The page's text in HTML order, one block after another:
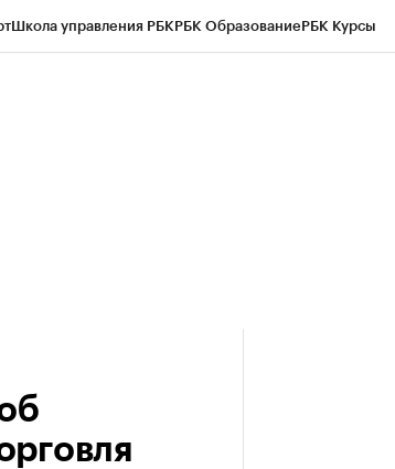
Школа управления РБКРБК ОбразованиеРБК Курсы